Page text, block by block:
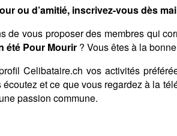
ou d’amitié, inscrivez-vous dès
de vous proposer des membres qui
été Pour Mourir ? Vous êtes à la
Celibataire.ch vos activités
et ce que vous regardez à la
passion commune.